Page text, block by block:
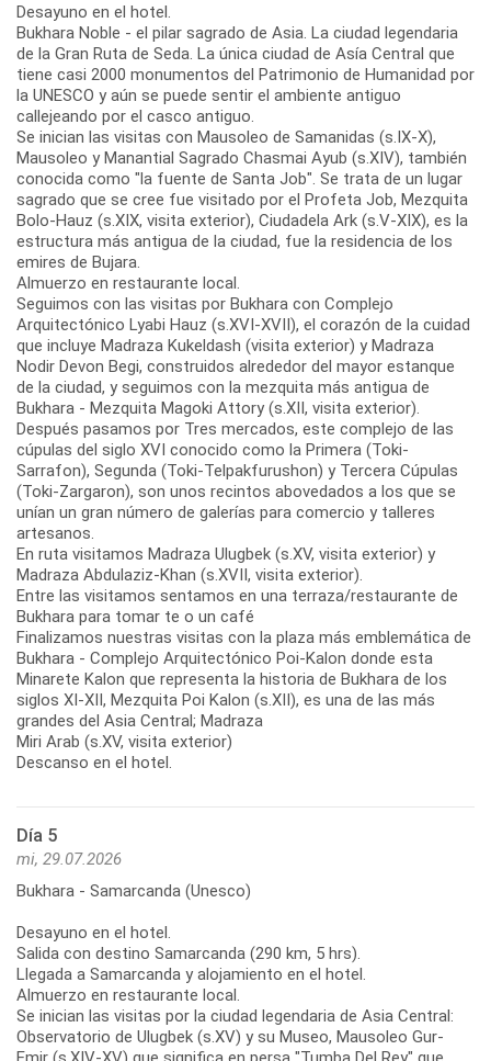
Desayuno en el hotel.
Bukhara Noble - el pilar sagrado de Asia. La ciudad legendaria
de la Gran Ruta de Seda. La única ciudad de Asía Central que
tiene casi 2000 monumentos del Patrimonio de Humanidad por
la UNESCO y aún se puede sentir el ambiente antiguo
callejeando por el casco antiguo.
Se inician las visitas con Mausoleo de Samanidas (s.IX-X),
Mausoleo y Manantial Sagrado Chasmai Ayub (s.XIV), también
conocida como "la fuente de Santa Job". Se trata de un lugar
sagrado que se cree fue visitado por el Profeta Job, Mezquita
Bolo-Hauz (s.XIX, visita exterior), Ciudadela Ark (s.V-XIX), es la
estructura más antigua de la ciudad, fue la residencia de los
emires de Bujara.
Almuerzo en restaurante local.
Seguimos con las visitas por Bukhara con Complejo
Arquitectónico Lyabi Hauz (s.XVI-XVII), el corazón de la cuidad
que incluye Madraza Kukeldash (visita exterior) y Madraza
Nodir Devon Begi, construidos alrededor del mayor estanque
de la ciudad, y seguimos con la mezquita más antigua de
Bukhara - Mezquita Magoki Attory (s.XII, visita exterior).
Después pasamos por Tres mercados, este complejo de las
cúpulas del siglo XVI conocido como la Primera (Toki-
Sarrafon), Segunda (Toki-Telpakfurushon) y Tercera Cúpulas
(Toki-Zargaron), son unos recintos abovedados a los que se
unían un gran número de galerías para comercio y talleres
artesanos.
En ruta visitamos Madraza Ulugbek (s.XV, visita exterior) y
Madraza Abdulaziz-Khan (s.XVII, visita exterior).
Entre las visitamos sentamos en una terraza/restaurante de
Bukhara para tomar te o un café
Finalizamos nuestras visitas con la plaza más emblemática de
Bukhara - Complejo Arquitectónico Poi-Kalon donde esta
Minarete Kalon que representa la historia de Bukhara de los
siglos XI-XII, Mezquita Poi Kalon (s.XII), es una de las más
grandes del Asia Central; Madraza
Miri Arab (s.XV, visita exterior)
Descanso en el hotel.
Día 5
mi, 29.07.2026
Bukhara - Samarcanda (Unesco)
Desayuno en el hotel.
Salida con destino Samarcanda (290 km, 5 hrs).
Llegada a Samarcanda y alojamiento en el hotel.
Almuerzo en restaurante local.
Se inician las visitas por la ciudad legendaria de Asia Central:
Observatorio de Ulugbek (s.XV) y su Museo, Mausoleo Gur-